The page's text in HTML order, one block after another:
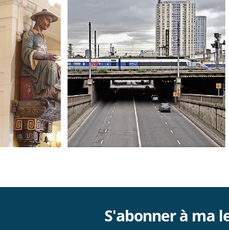
dansLa Clôture
S'abonner à ma